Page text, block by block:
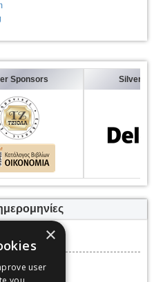
Sponsors Silver
υποβολών
2024
εκδήλωσης
2024 -
×
user